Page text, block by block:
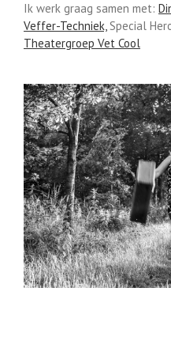
Ik werk graag samen met:
Veffer-Techniek,Special
Theatergroep Vet Cool